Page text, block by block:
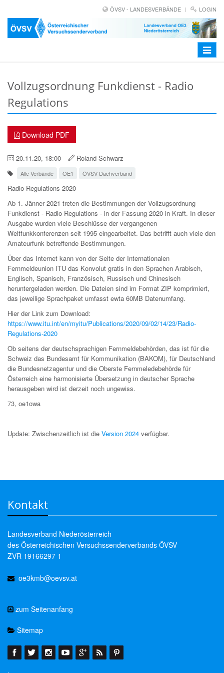
ÖVSV - LANDESVERBÄNDE LOGIN
Toggle
Vollzugsordnung Funkdienst - Radio
Regulations
Download PDF
20.11.20, 18:00 Roland Schwarz
Alle Verbände OE1 ÖVSV Dachverband
Radio Regulations 2020
Ab 1. Jänner 2021 treten die Bestimmungen der Vollzugsordnung
Funkdienst - Radio Regulations - in der Fassung 2020 in Kraft. In dieser
Ausgabe wurden viele Beschlüsse der vergangenen
Weltfunkkonferenzen seit 1995 eingearbeitet. Das betrifft auch viele den
Amateurfunk betreffende Bestimmungen.
Über das Internet kann von der Seite der Internationalen
Fernmeldeunion ITU das Konvolut gratis in den Sprachen Arabisch,
Englisch, Spanisch, Französisch, Russisch und Chinesisch
heruntergeladen werden. Die Dateien sind im Format ZIP komprimiert,
das jeweilige Sprachpaket umfasst ewta 60MB Datenumfang.
Hier der Link zum Download:
https://www.itu.int/en/myitu/Publications/2020/09/02/14/23/Radio-
Regulations-2020
Ob seitens der deutschsprachigen Fernmeldebehörden, das ist für die
Schweiz das Bundesamt für Kommunikation (BAKOM), für Deutschland
die Bundesnetzagentur und die Oberste Fernmeledebehörde für
Österreich eine harmonisierte Übersetzung in deutscher Sprache
herausgeben wird ist derzeit noch ungewiss.
73, oe1owa
Update: Zwischenzeitlich ist die Version 2024 verfügbar.
Kontakt
Landesverband Niederösterreich
des Österreichischen Versuchssenderverbands ÖVSV
ZVR 19166297 1
oe3kmb@oevsv.at
zum Seitenanfang
Sitemap